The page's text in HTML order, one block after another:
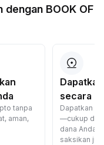
dengan BOOK OF
tanpa
aman,
secara
Dapatkan
—cukup
dana Anda
saksikan